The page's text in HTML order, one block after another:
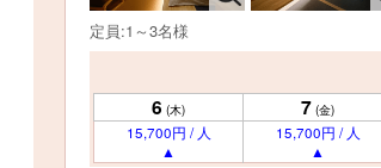
定員:1～3名様
6 (木) 7 (金)
15,700円 / 人 15,700円 / 人